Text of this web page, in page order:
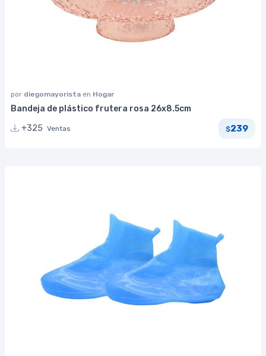
por diegomayorista en Hogar
Bandeja de plástico frutera rosa 26x8.5cm
+325 Ventas $239